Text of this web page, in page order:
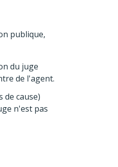
publique,
du juge
de l'agent.
de cause)
n'est pas